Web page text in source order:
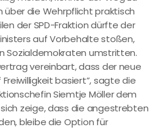
die Wehrpflicht praktisch
der SPD-Fraktion dürfte der
auf Vorbehalte stoßen,
Sozialdemokraten umstritten.
vereinbart, dass der neue
basiert”, sagte die
Siemtje Möller dem
sich zeige, dass die angestrebten
bleibe die Option für